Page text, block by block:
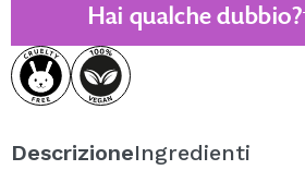
Hai qualche dubbio?
DescrizioneIngredienti